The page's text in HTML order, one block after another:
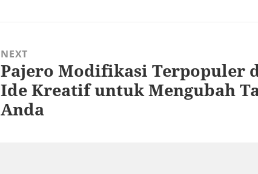
NEXT
Next
post:
Pajero Modifikasi Terpopuler
Ide Kreatif untuk Mengubah
Anda